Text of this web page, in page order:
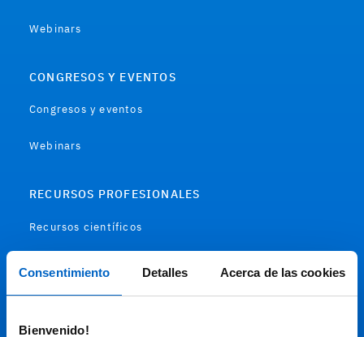
Consentimiento Detalles Acerca de las cookies
Bienvenido!
Webinars
CONGRESOS Y EVENTOS
Congresos y eventos
Webinars
RECURSOS PROFESIONALES
Recursos científicos
Audiovisual